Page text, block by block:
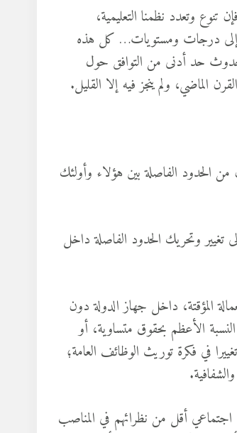
تنوع وتعدد نظمنا التعليمية،
إلى درجات ومستويات… كل هذه
حد أدنى من التوافق حول
الماضي، ولم ينجز فيه إلا القليل.
من الحدود الفاصلة بين هؤلاء وأولئك
وتحريك الحدود الفاصلة داخل
العمالة المؤقتة، داخل جهاز الدولة دون
النسبة الأعظم بحقوق متساوية، أو
في فكرة توريث الوظائف العامة؛
اجتماعي أقل من نظرائهم في المناصب